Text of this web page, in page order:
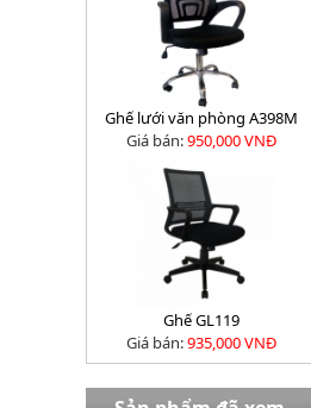
Ghế lưới văn phòng A398M
Giá bán:950,000 VNĐ
Ghế GL119
Giá bán:935,000 VNĐ